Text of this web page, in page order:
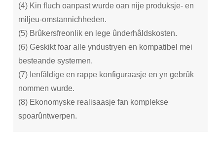
(4) Kin fluch oanpast wurde oan nije produksje- en
miljeu-omstannichheden.
(5) Brûkersfreonlik en lege ûnderhâldskosten.
(6) Geskikt foar alle yndustryen en kompatibel mei
besteande systemen.
(7) Ienfâldige en rappe konfiguraasje en yn gebrûk
nommen wurde.
(8) Ekonomyske realisaasje fan komplekse
spoarûntwerpen.